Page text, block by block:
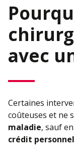
avec
Certaines
coûteuses et ne
maladie, sauf
crédit personnel